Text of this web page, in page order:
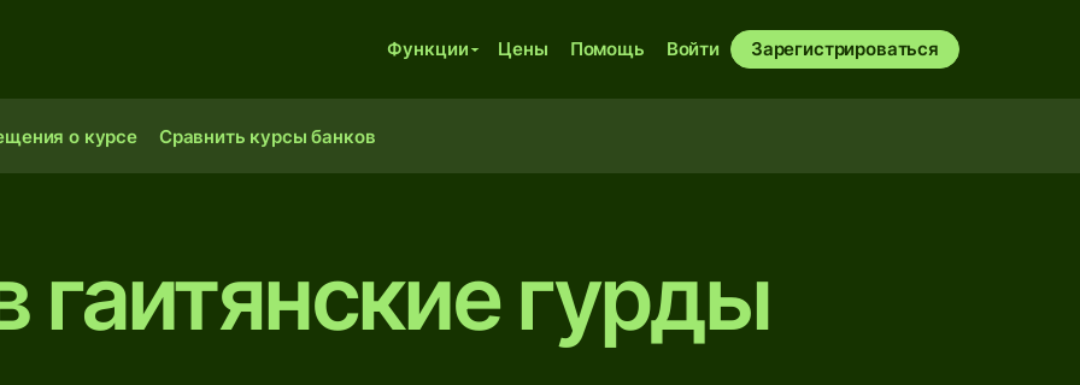
Функции Цены Помощь Войти Зарегистрироваться
о курсе Сравнить курсы банков
гаитянские гурды